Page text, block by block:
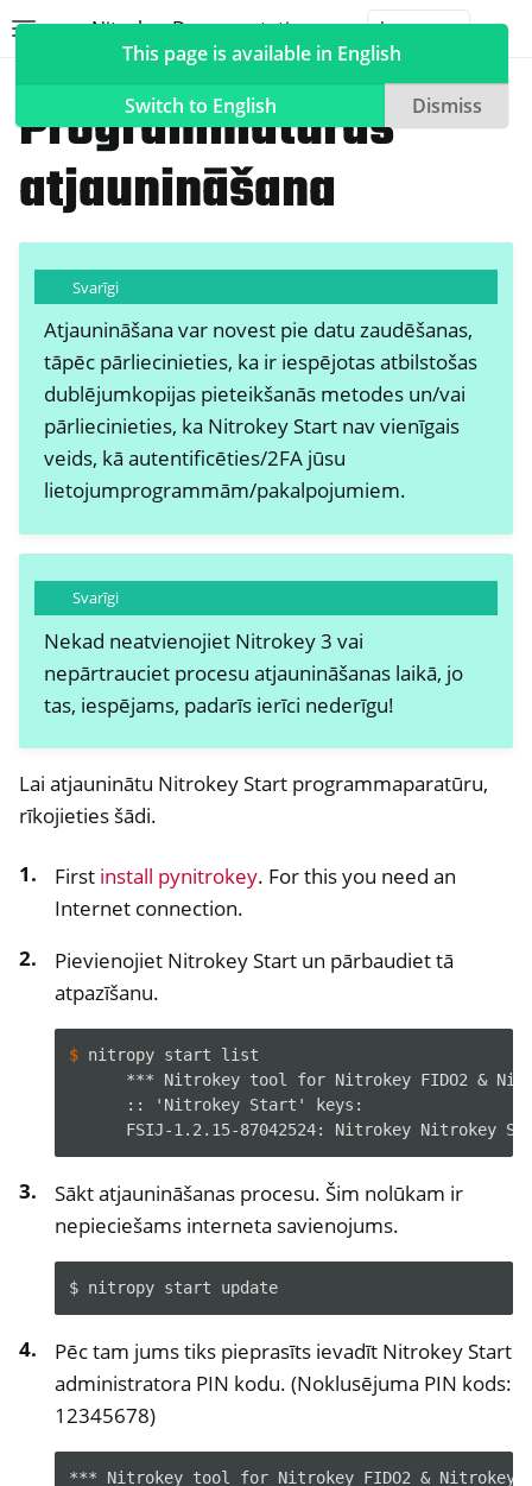
Nitrokey Documentation
navigation of Nitrokey 3
navigation of Nitrokey Passkey
navigation of Nitrokey FIDO2
navigation of Nitrokey HSM 2
navigation of Nitrokey Pro 2
navigation of Nitrokey Storage 2
navigation of NitroPhone, NitroTablet
navigation of NetHSM
navigation of NitroWall
navigation of Programmatūra
Programmatūras
atjaunināšana
Svarīgi
Atjaunināšana var novest pie datu zaudēšanas,
tāpēc pārliecinieties, ka ir iespējotas atbilstošas
dublējumkopijas pieteikšanās metodes un/vai
pārliecinieties, ka Nitrokey Start nav vienīgais
veids, kā autentificēties/2FA jūsu
lietojumprogrammām/pakalpojumiem.
Svarīgi
Nekad neatvienojiet Nitrokey 3 vai
nepārtrauciet procesu atjaunināšanas laikā, jo
tas, iespējams, padarīs ierīci nederīgu!
Lai atjauninātu Nitrokey Start programmaparatūru,
rīkojieties šādi.
First install pynitrokey. For this you need an
Internet connection.
Pievienojiet Nitrokey Start un pārbaudiet tā
atpazīšanu.
$ nitropy start
*** Nitrokey tool for Nitrokey FIDO2 &
      :: 'Nitrokey Start' keys:
FSIJ-1.2.15-87042524: Nitrokey Nitrokey
Sākt atjaunināšanas procesu. Šim nolūkam ir
nepieciešams interneta savienojums.
$ nitropy start
Pēc tam jums tiks pieprasīts ievadīt Nitrokey Start
administratora PIN kodu. (Noklusējuma PIN kods:
12345678)
*** Nitrokey tool for Nitrokey FIDO2 & Nitrokey
This page is available in English
Switch to English
Dismiss